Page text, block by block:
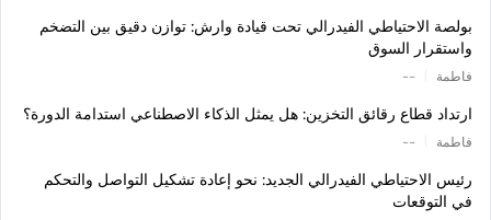
بولصة الاحتياطي الفيدرالي تحت قيادة وارش: توازن دقيق بين التضخم
واستقرار السوق
فاطمة --
ارتداد قطاع رقائق التخزين: هل يمثل الذكاء الاصطناعي استدامة الدورة؟
فاطمة --
رئيس الاحتياطي الفيدرالي الجديد: نحو إعادة تشكيل التواصل والتحكم
في التوقعات